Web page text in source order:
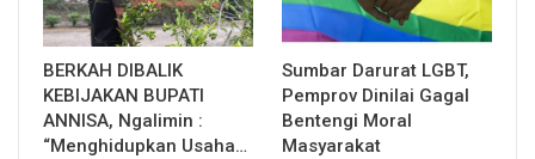
BERKAH DIBALIK
KEBIJAKAN BUPATI
ANNISA, Ngalimin :
“Menghidupkan Usaha…
Sumbar Darurat LGBT,
Pemprov Dinilai Gagal
Bentengi Moral
Masyarakat